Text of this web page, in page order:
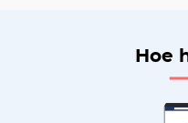
Hoe